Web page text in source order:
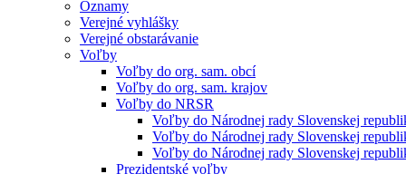
Oznamy
Verejné vyhlášky
Verejné obstarávanie
Voľby
Voľby do org. sam. obcí
Voľby do org. sam. krajov
Voľby do NRSR
Voľby do Národnej rady Slovenskej
Voľby do Národnej rady Slovenskej
Voľby do Národnej rady Slovenskej
Prezidentské voľby